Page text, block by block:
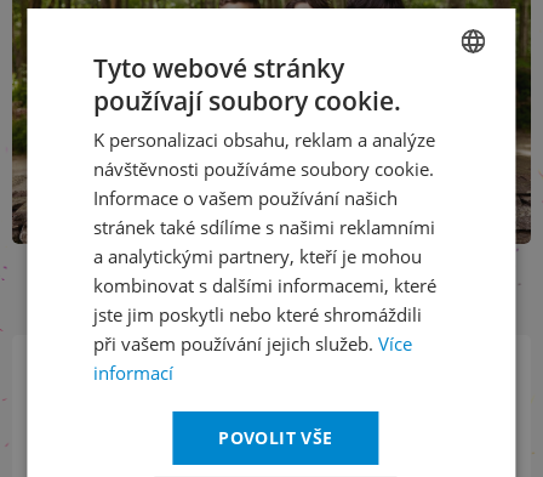
a buďte jako první v obraze
ENGLISH
Tyto webové stránky
používají soubory cookie.
K personalizaci obsahu, reklam a analýze
návštěvnosti používáme soubory cookie.
Informace o vašem používání našich
stránek také sdílíme s našimi reklamními
a analytickými partnery, kteří je mohou
kombinovat s dalšími informacemi, které
jste jim poskytli nebo které shromáždili
při vašem používání jejich služeb. Více
informací
POVOLIT VŠE